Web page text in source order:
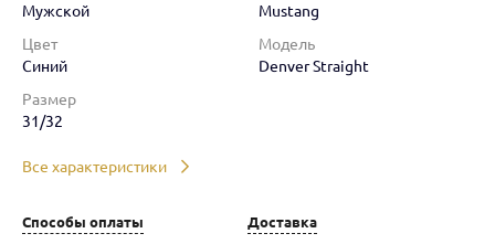
Мужской
Mustang
Цвет
Синий
Модель
Denver Straight
Размер
31/32
Все характеристики
Способы оплаты Доставка